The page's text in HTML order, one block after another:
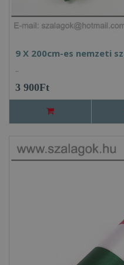
9 X 200cm-es nemzeti
..
3 900Ft